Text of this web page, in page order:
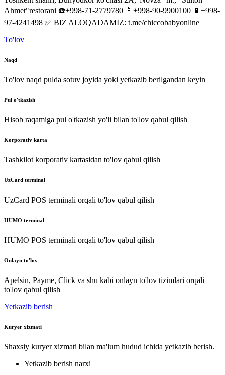
Ahmet"restorani ☎️+998-71-2779780 📱+998-90-9900100 📱+998-
97-4241498 ✅ BIZ ALOQADAMIZ: t.me/chiccobabyonline
To'lov
Naqd
To'lov naqd pulda sotuv joyida yoki yetkazib berilgandan keyin
Pul o'tkazish
Hisob raqamiga pul o'tkazish yo'li bilan to'lov qabul qilish
Korporativ karta
Tashkilot korporativ kartasidan to'lov qabul qilish
UzCard terminal
UzCard POS terminali orqali to'lov qabul qilish
HUMO terminal
HUMO POS terminali orqali to'lov qabul qilish
Onlayn to'lov
Apelsin, Payme, Click va shu kabi onlayn to'lov tizimlari orqali
to'lov qabul qilish
Yetkazib berish
Kuryer xizmati
Shaxsiy kuryer xizmati bilan ma'lum hudud ichida yetkazib berish.
Yetkazib berish narxi